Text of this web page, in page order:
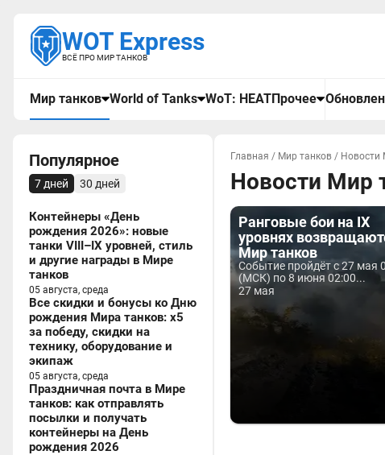
WOT Express
ВСЁ ПРО МИР ТАНКОВ
Мир танков World of Tanks WoT: HEATПрочее
Популярное
7 дней 30 дней
Контейнеры «День
рождения 2026»: новые
танки VIII–IX уровней, стиль
и другие награды в Мире
танков
05 августа, среда
Все скидки и бонусы ко Дню
рождения Мира танков: x5
за победу, скидки на
технику, оборудование и
экипаж
05 августа, среда
Праздничная почта в Мире
танков: как отправлять
посылки и получать
контейнеры на День
рождения 2026
Главная / Мир танков / Новости
Новости Мир
Ранговые бои на IX
уровнях
Мир танков
Событие пройдёт с 27 мая
(МСК) по 8 июня 02:00...
27 мая